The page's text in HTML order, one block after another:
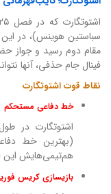
سباستین هوینس)، در
مقام دوم رسید و جواز
فینال جام حذفی، آنها
نقاط قوت اشتوتگارت
خط دفاعی مستحکم
(بهترین خط
هم‌تیمی‌هایش این
بازیسازی کریس